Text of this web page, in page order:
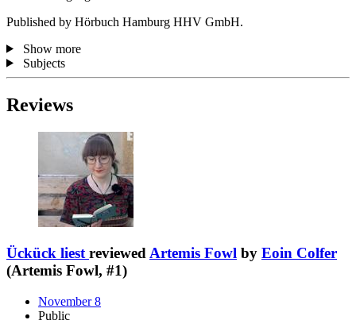
Published by Hörbuch Hamburg HHV GmbH.
Show more
Subjects
Reviews
Ückück liest reviewedArtemis Fowl by Eoin Colfer
(Artemis Fowl, #1)
November 8
Public